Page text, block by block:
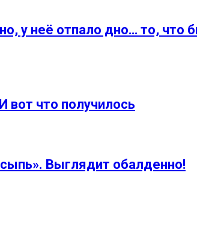
у неё отпало дно… то, что
что получилось
Выглядит обалденно!